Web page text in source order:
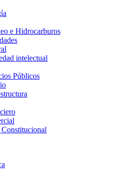
e Hidrocarburos
intelectual
Públicos